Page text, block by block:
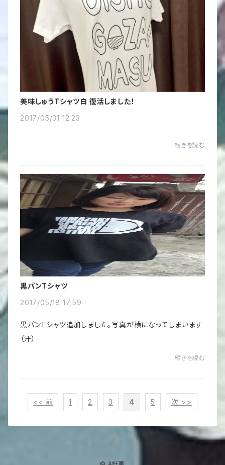
美味しゅうTシャツ白 復活しました！
2017/05/31 12:23
続きを読む
黒パンTシャツ
2017/05/18 17:59
黒パンTシャツ追加しました。写真が横になってしまいます
（汗）
続きを読む
<< 前 1 2 3 4 5 次 >>